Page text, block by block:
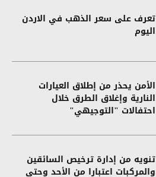
تعرف على سعر الذهب في الاردن
اليوم
الأمن يحذر من إطلاق العيارات
النارية وإغلاق الطرق خلال
احتفالات "التوجيهي"
تنويه من إدارة ترخيص السائقين
والمركبات اعتبارا من الأحد وحتى